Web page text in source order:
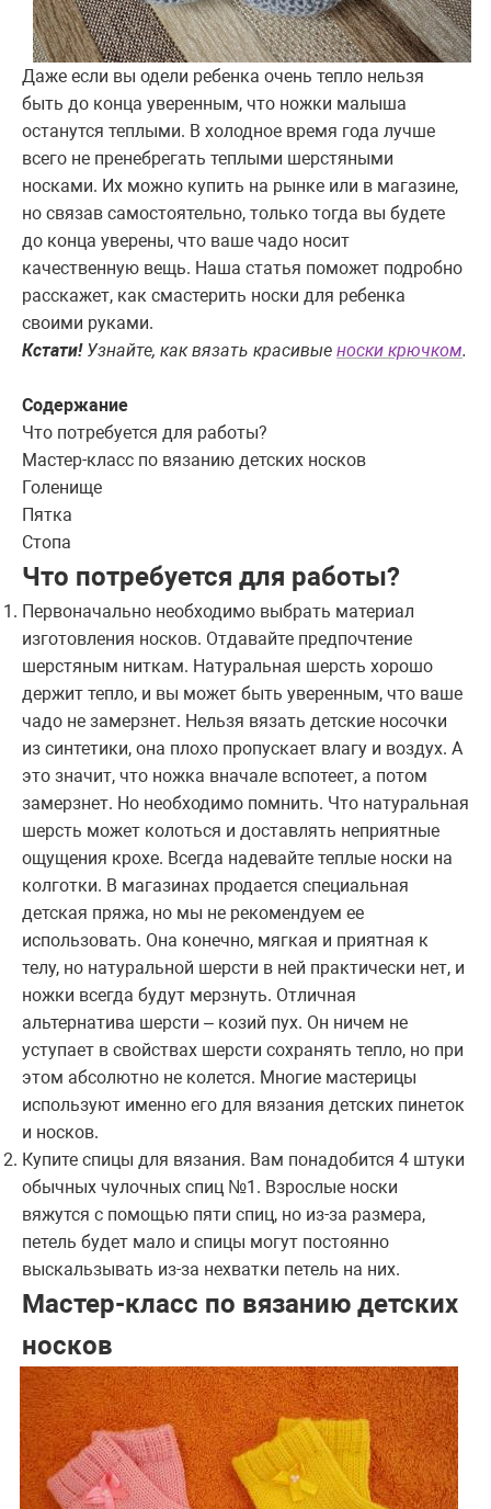
Даже если вы одели ребенка очень тепло нельзя
быть до конца уверенным, что ножки малыша
останутся теплыми. В холодное время года лучше
всего не пренебрегать теплыми шерстяными
носками. Их можно купить на рынке или в магазине,
но связав самостоятельно, только тогда вы будете
до конца уверены, что ваше чадо носит
качественную вещь. Наша статья поможет подробно
расскажет, как смастерить носки для ребенка
своими руками.
Кстати!Узнайте, как вязать красивые носки крючком.
Содержание
Что потребуется для работы?
Мастер-класс по вязанию детских носков
Голенище
Пятка
Стопа
Что потребуется для работы?
Первоначально необходимо выбрать материал
изготовления носков. Отдавайте предпочтение
шерстяным ниткам. Натуральная шерсть хорошо
держит тепло, и вы может быть уверенным, что ваше
чадо не замерзнет. Нельзя вязать детские носочки
из синтетики, она плохо пропускает влагу и воздух. А
это значит, что ножка вначале вспотеет, а потом
замерзнет. Но необходимо помнить. Что натуральная
шерсть может колоться и доставлять неприятные
ощущения крохе. Всегда надевайте теплые носки на
колготки. В магазинах продается специальная
детская пряжа, но мы не рекомендуем ее
использовать. Она конечно, мягкая и приятная к
телу, но натуральной шерсти в ней практически нет, и
ножки всегда будут мерзнуть. Отличная
альтернатива шерсти – козий пух. Он ничем не
уступает в свойствах шерсти сохранять тепло, но при
этом абсолютно не колется. Многие мастерицы
используют именно его для вязания детских пинеток
и носков.
Купите спицы для вязания. Вам понадобится 4 штуки
обычных чулочных спиц №1. Взрослые носки
вяжутся с помощью пяти спиц, но из-за размера,
петель будет мало и спицы могут постоянно
выскальзывать из-за нехватки петель на них.
Мастер-класс по вязанию детских
носков